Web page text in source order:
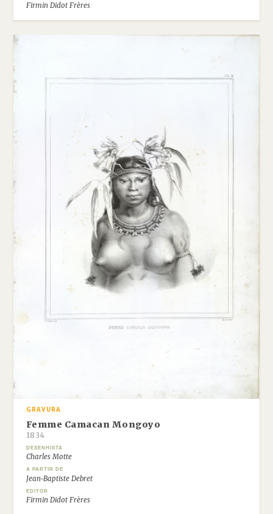
Firmin Didot Frères
GRAVURA
Femme Camacan Mongoyo
1834
DESENHISTA
Charles Motte
A PARTIR DE
Jean-Baptiste Debret
EDITOR
Firmin Didot Frères